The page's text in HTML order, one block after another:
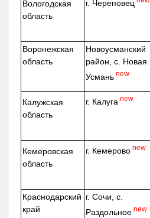
Вологодская
область
г. Череповец
Воронежская
область
Новоусманский
район, с. Новая
Усмань new
Калужская
область
г. Калуга new
Кемеровская
область
г. Кемерово new
Краснодарский
край
г. Сочи, с.
Раздольное new